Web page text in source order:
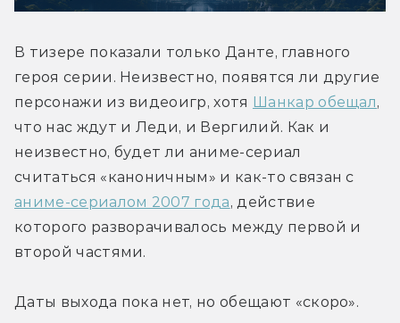
В тизере показали только Данте, главного
героя серии. Неизвестно, появятся ли другие
персонажи из видеоигр, хотя Шанкар обещал,
что нас ждут и Леди, и Вергилий. Как и
неизвестно, будет ли аниме-сериал
аниме-сериалом 2007 года, действие
которого разворачивалось между первой и
второй частями.
Даты выхода пока нет, но обещают «скоро».